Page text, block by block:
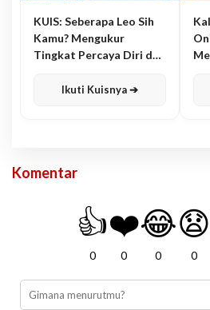
KUIS: Seberapa Leo Sih
Kamu? Mengukur
Tingkat Percaya Diri dan
Ikuti Kuisnya ➔
Komentar
👍
0
❤️
0
😂
0
😧
0